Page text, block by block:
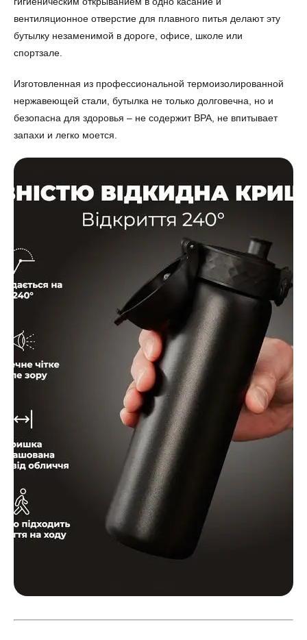
вентиляционное отверстие для плавного питья делают эту
бутылку незаменимой в дороге, офисе, школе или
спортзале.
Изготовленная из профессиональной термоизолированной
нержавеющей стали, бутылка не только долговечна, но и
безопасна для здоровья – не содержит BPA, не впитывает
запахи и легко моется.